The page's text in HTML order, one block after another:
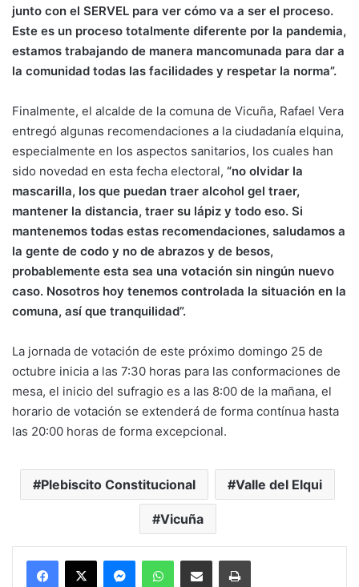
junto con el SERVEL para ver cómo va a ser el proceso.
Este es un proceso totalmente diferente por la pandemia,
estamos trabajando de manera mancomunada para dar a
la comunidad todas las facilidades y respetar la norma”.
Finalmente, el alcalde de la comuna de Vicuña, Rafael Vera
entregó algunas recomendaciones a la ciudadanía elquina,
especialmente en los aspectos sanitarios, los cuales han
sido novedad en esta fecha electoral, “no olvidar la
mascarilla, los que puedan traer alcohol gel traer,
mantener la distancia, traer su lápiz y todo eso. Si
mantenemos todas estas recomendaciones, saludamos a
la gente de codo y no de abrazos y de besos,
probablemente esta sea una votación sin ningún nuevo
caso. Nosotros hoy tenemos controlada la situación en la
comuna, así que tranquilidad”.
La jornada de votación de este próximo domingo 25 de
octubre inicia a las 7:30 horas para las conformaciones de
mesa, el inicio del sufragio es a las 8:00 de la mañana, el
horario de votación se extenderá de forma contínua hasta
las 20:00 horas de forma excepcional.
Plebiscito Constitucional Valle del Elqui
Vicuña
MessengerWhatsAppCompartir por correo electrónicoImprimir